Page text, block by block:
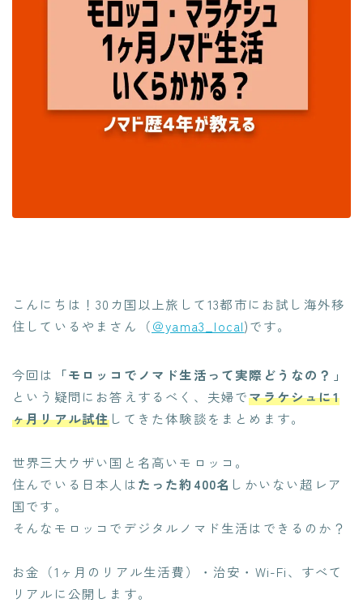
こんにちは！30カ国以上旅して13都市にお試し海外移
住しているやまさん（＠yama3_local)です。
今回は
「モロッコでノマド生活って実際どうなの？」
という疑問にお答えするべく、夫婦でマラケシュに1
ヶ月リアル試住してきた体験談をまとめます。
世界三大ウザい国と名高いモロッコ。
住んでいる日本人はたった約400名 しかいない超レア
国です。
そんなモロッコでデジタルノマド生活はできるのか？
お金（1ヶ月のリアル生活費）・治安・Wi-Fi、すべて
リアルに公開します。